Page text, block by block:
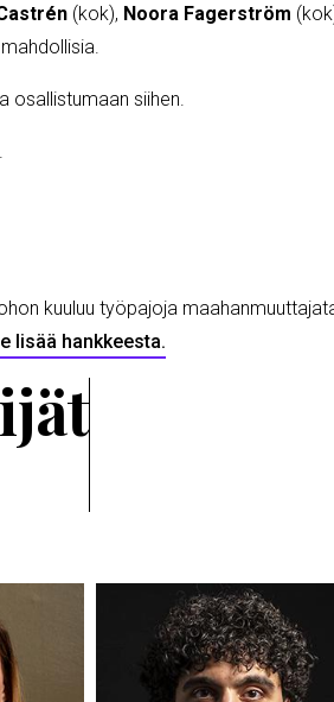
(kok), Noora Fagerström
osallistumaan siihen.
kuuluu työpajoja
lisää hankkeesta.